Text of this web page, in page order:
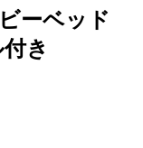
ーベッド
き